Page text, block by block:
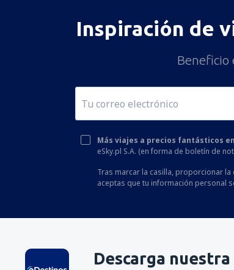
Inspiración de
Beneficio
Más viajes a precios fantásticos
eSky.pl S.A. (en forma de boletín de
Tras marcar la casilla, proporcionar
aceptas que tu información personal
Descarga nuestra